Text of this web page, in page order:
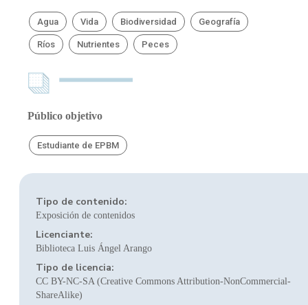
Agua Vida Biodiversidad Geografía
Ríos Nutrientes Peces
Público objetivo
Estudiante de EPBM
Tipo de contenido:
Exposición de contenidos
Licenciante:
Biblioteca Luis Ángel Arango
Tipo de licencia:
CC BY-NC-SA (Creative Commons Attribution-NonCommercial-
ShareAlike)